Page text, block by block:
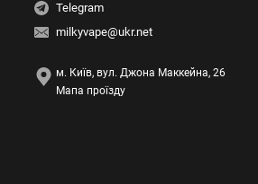
Telegram
milkyvape@ukr.net
м. Київ, вул. Джона Маккейна, 26
Мапа проїзду